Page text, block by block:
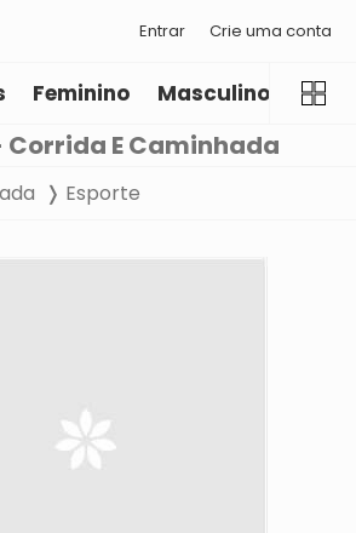
Entrar Crie uma conta
Feminino Masculino
Corrida E Caminhada
Esporte